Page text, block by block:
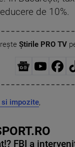
de 10%.
Știrile PRO TV
si impozite,
FBI a